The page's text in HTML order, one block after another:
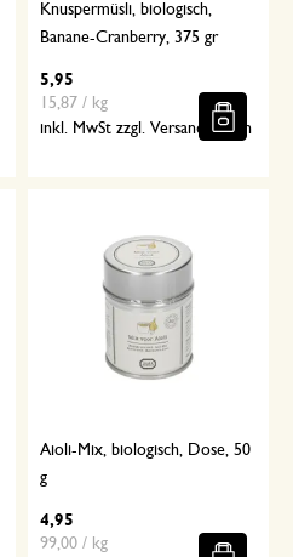
Knuspermüsli, biologisch,
Banane-Cranberry, 375 gr
5,95
15,87 / kg
inkl. MwSt zzgl. Versandkosten
Aioli-Mix, biologisch, Dose, 50
g
4,95
99,00 / kg